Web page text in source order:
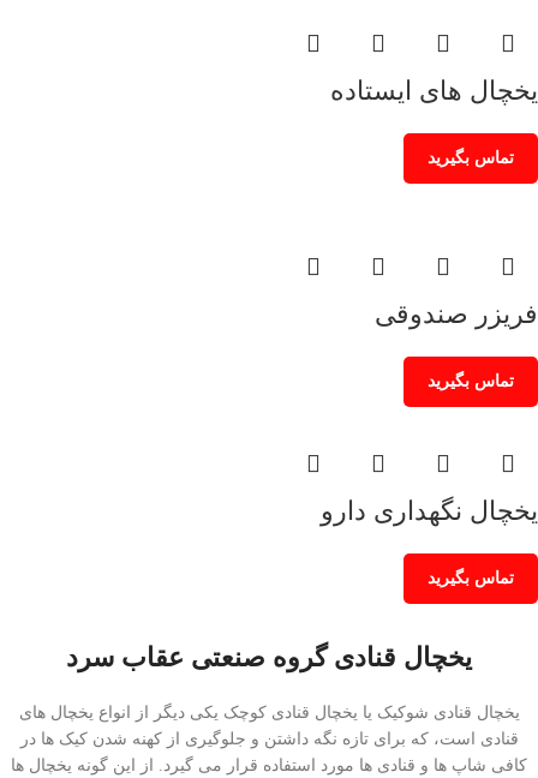
یخچال های ایستاده
تماس بگیرید
فریزر صندوقی
تماس بگیرید
یخچال نگهداری دارو
تماس بگیرید
یخچال قنادی گروه صنعتی عقاب سرد
یخچال قنادی شوکیک یا یخچال قنادی کوچک یکی دیگر از انواع یخچال های
قنادی است، که برای تازه نگه داشتن و جلوگیری از کهنه شدن کیک ها در
کافی شاپ ها و قنادی ها مورد استفاده قرار می گیرد. از این گونه یخچال ها